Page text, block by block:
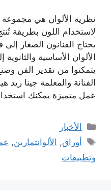
نظرية الألوان هي مجموعة
لاستخدام اللون بطريقة
يحتاج الفنانون الصغار
الألوان الأساسية
يتمكنوا من تقدير الفن
الفنانة والمعلمة جينا
عمل متميزة يمكنك
التصنيفات
الأخبار
الوسوم
أوراق, الألوانتمارين,
وتطبيقات